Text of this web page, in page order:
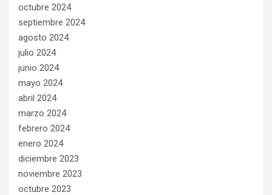
octubre 2024
septiembre 2024
agosto 2024
julio 2024
junio 2024
mayo 2024
abril 2024
marzo 2024
febrero 2024
enero 2024
diciembre 2023
noviembre 2023
octubre 2023